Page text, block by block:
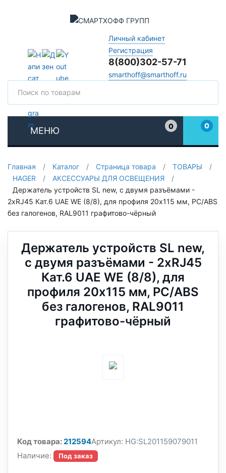
Личный кабинет
Регистрация
8(800)302-57-71
smarthoff@smarthoff.ru
МЕНЮ
0
0
Главная / Каталог / Страница товара / ТОВАРЫ
/
HAGER
/ АКСЕССУАРЫ ДЛЯ ОСВЕЩЕНИЯ
/
Держатель устройств SL new, c двумя разъёмами -
2xRJ45 Кат.6 UAE WE (8/8), для профиля 20х115 мм, PC/ABS
без галогенов, RAL9011 графитово-чёрный
Держатель устройств SL new,
c двумя разъёмами - 2xRJ45
Кат.6 UAE WE (8/8), для
профиля 20х115 мм, PC/ABS
без галогенов, RAL9011
графитово-чёрный
Код товара:212594Артикул: HG:SL201159079011
Наличие:
Под заказ